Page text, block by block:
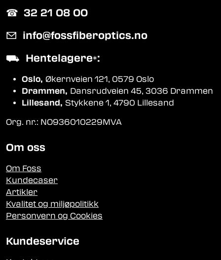
☎︎ 32 21 08 00
✉ info@fossfiberoptics.no
⛟ Hentelagere*:
Oslo, Økernveien 121, 0579 Oslo
Drammen, Dansrudveien 45, 3036 Drammen
Lillesand, Stykkene 1, 4790 Lillesand
Org. nr.: NO936010229MVA
Om oss
Om Foss
Kundecaser
Artikler
Kvalitet og miljøpolitikk
Personvern og Cookies
Kundeservice